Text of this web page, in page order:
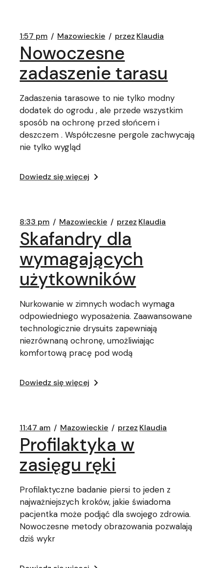
1:57 pm Mazowieckie przez Klaudia
Nowoczesne
zadaszenie tarasu
Zadaszenia tarasowe to nie tylko modny
dodatek do ogrodu , ale przede wszystkim
sposób na ochronę przed słońcem i
deszczem . Współczesne pergole zachwycają
nie tylko wygląd
Dowiedz się więcej
8:33 pm Mazowieckie przez Klaudia
Skafandry dla
wymagających
użytkowników
Nurkowanie w zimnych wodach wymaga
odpowiedniego wyposażenia. Zaawansowane
technologicznie drysuits zapewniają
niezrównaną ochronę, umożliwiając
komfortową pracę pod wodą
Dowiedz się więcej
11:47 am Mazowieckie przez Klaudia
Profilaktyka w
zasięgu ręki
Profilaktyczne badanie piersi to jeden z
najważniejszych kroków, jakie świadoma
pacjentka może podjąć dla swojego zdrowia.
Nowoczesne metody obrazowania pozwalają
dziś wykr